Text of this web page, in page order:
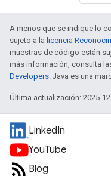
A menos que se indique lo
sujeto a la licencia
muestras de código están
más información, consulta
Developers. Java es una
Última actualización: 2025-
LinkedIn
YouTube
Blog